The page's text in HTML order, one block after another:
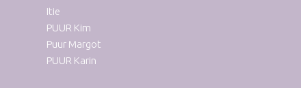
Itie
PUUR Kim
Puur Margot
PUUR Karin